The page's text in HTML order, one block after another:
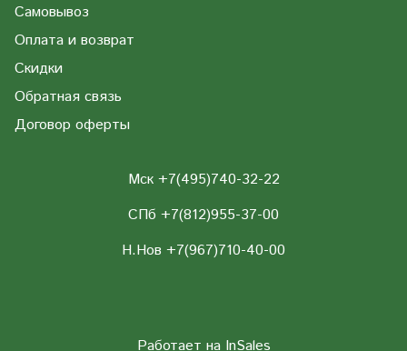
Самовывоз
Оплата и возврат
Скидки
Обратная связь
Договор оферты
Мск +7(495)740-32-22
СПб +7(812)955-37-00
Н.Нов +7(967)710-40-00
Работает на InSales